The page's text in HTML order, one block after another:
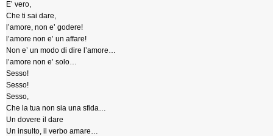
E’ vero,
Che ti sai dare,
l’amore, non e’ godere!
l’amore non e’ un affare!
Non e’ un modo di dire l’amore…
l’amore non e’ solo…
Sesso!
Sesso!
Sesso,
Che la tua non sia una sfida…
Un dovere il dare
Un insulto, il verbo amare…